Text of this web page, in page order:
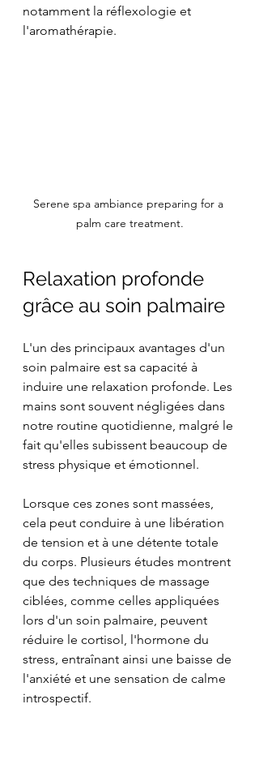
notamment la réflexologie et
l'aromathérapie.
Serene spa ambiance preparing for a
palm care treatment.
Relaxation profonde
grâce au soin palmaire
L'un des principaux avantages d'un
soin palmaire est sa capacité à
induire une relaxation profonde. Les
mains sont souvent négligées dans
notre routine quotidienne, malgré le
fait qu'elles subissent beaucoup de
stress physique et émotionnel.
Lorsque ces zones sont massées,
cela peut conduire à une libération
de tension et à une détente totale
du corps. Plusieurs études montrent
que des techniques de massage
ciblées, comme celles appliquées
lors d'un soin palmaire, peuvent
réduire le cortisol, l'hormone du
stress, entraînant ainsi une baisse de
l'anxiété et une sensation de calme
introspectif.